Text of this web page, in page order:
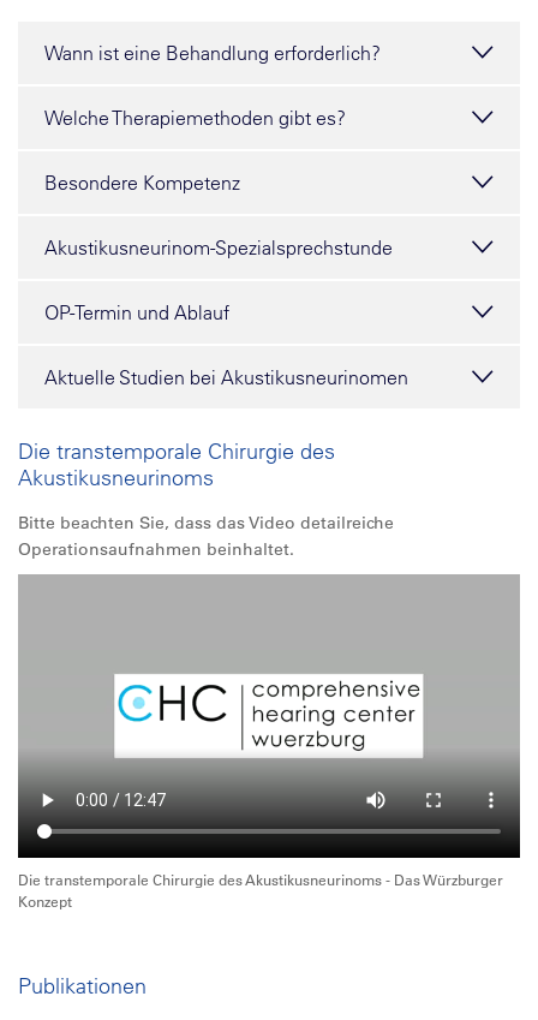
Wann ist eine Behandlung erforderlich?
Welche Therapiemethoden gibt es?
Besondere Kompetenz
Akustikusneurinom-Spezialsprechstunde
OP-Termin und Ablauf
Aktuelle Studien bei Akustikusneurinomen
Die transtemporale Chirurgie des
Akustikusneurinoms
Bitte beachten Sie, dass das Video detailreiche
Operationsaufnahmen beinhaltet.
Die transtemporale Chirurgie des Akustikusneurinoms - Das Würzburger
Konzept
Publikationen